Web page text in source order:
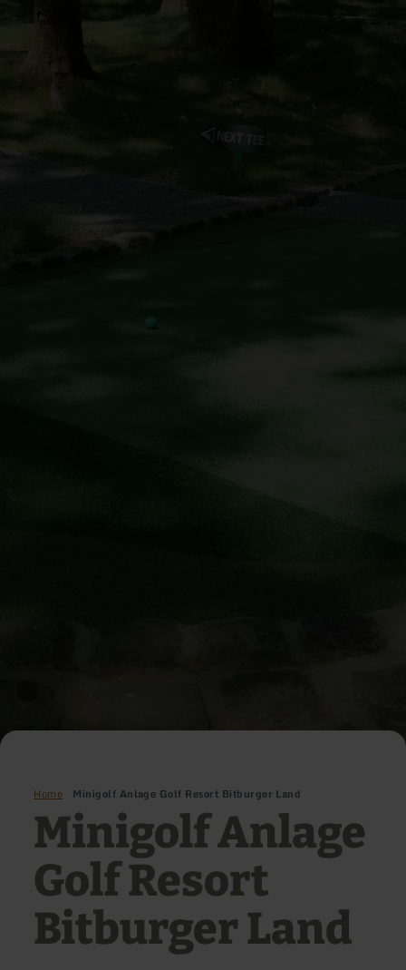
Home Minigolf Anlage Golf Resort Bitburger Land
Minigolf Anlage
Golf Resort
Bitburger Land